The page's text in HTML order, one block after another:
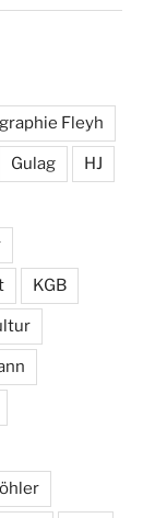
Fleyh
Gulag HJ
KGB